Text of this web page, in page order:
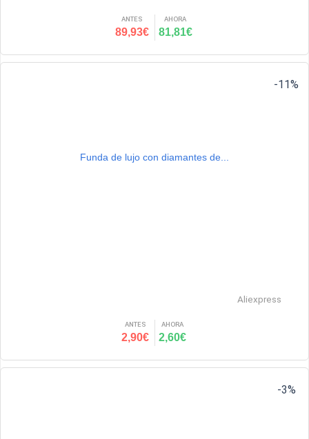
ANTES
89,93€
AHORA
81,81€
Funda de lujo con diamantes de...
Aliexpress
ANTES
2,90€
AHORA
2,60€
-11%
-3%